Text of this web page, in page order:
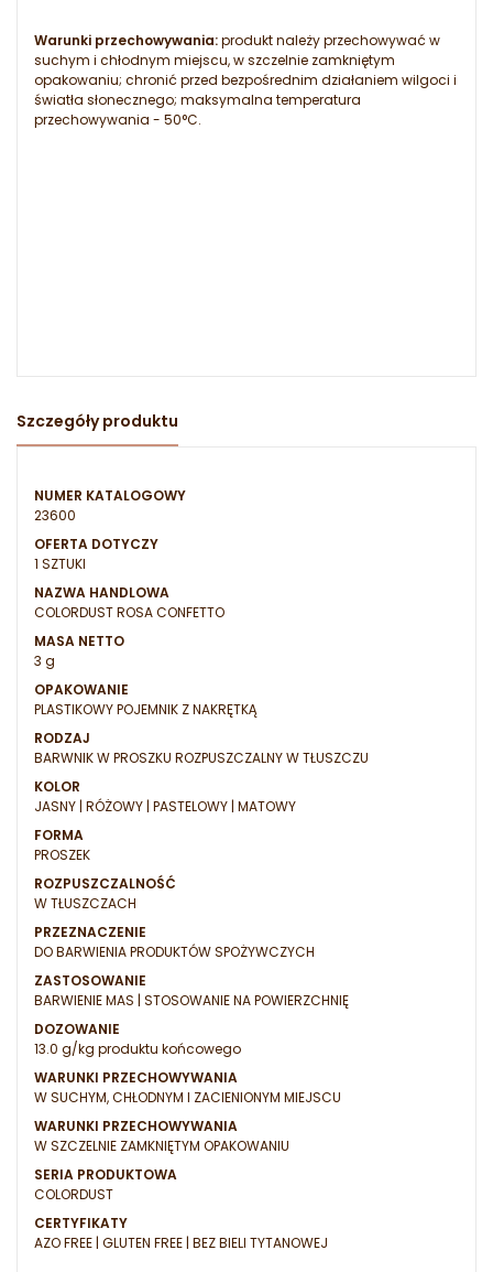
Warunki przechowywania:produkt należy przechowywać w
suchym i chłodnym miejscu, w szczelnie zamkniętym
opakowaniu; chronić przed bezpośrednim działaniem wilgoci i
światła słonecznego; maksymalna temperatura
przechowywania - 50°C.
Szczegóły produktu
NUMER KATALOGOWY
23600
OFERTA DOTYCZY
1 SZTUKI
NAZWA HANDLOWA
COLORDUST ROSA CONFETTO
MASA NETTO
3 g
OPAKOWANIE
PLASTIKOWY POJEMNIK Z NAKRĘTKĄ
RODZAJ
BARWNIK W PROSZKU ROZPUSZCZALNY W TŁUSZCZU
KOLOR
JASNY | RÓŻOWY | PASTELOWY | MATOWY
FORMA
PROSZEK
ROZPUSZCZALNOŚĆ
W TŁUSZCZACH
PRZEZNACZENIE
DO BARWIENIA PRODUKTÓW SPOŻYWCZYCH
ZASTOSOWANIE
BARWIENIE MAS | STOSOWANIE NA POWIERZCHNIĘ
DOZOWANIE
13.0 g/kg produktu końcowego
WARUNKI PRZECHOWYWANIA
W SUCHYM, CHŁODNYM I ZACIENIONYM MIEJSCU
WARUNKI PRZECHOWYWANIA
W SZCZELNIE ZAMKNIĘTYM OPAKOWANIU
SERIA PRODUKTOWA
COLORDUST
CERTYFIKATY
AZO FREE | GLUTEN FREE | BEZ BIELI TYTANOWEJ